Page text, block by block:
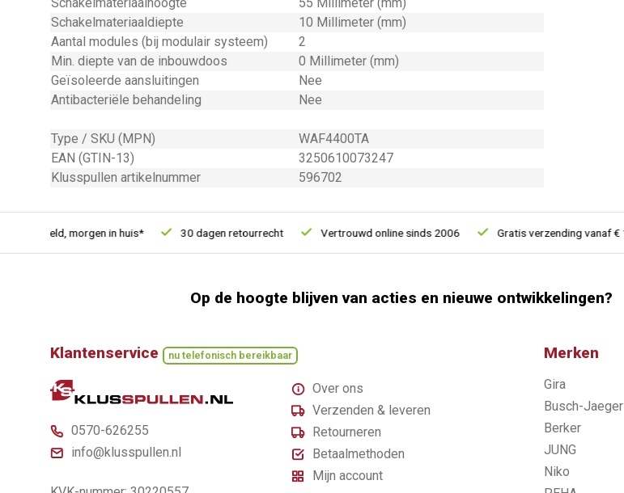
Schakelmateriaaldiepte
10 Millimeter (mm)
Aantal modules (bij modulair systeem)
2
Min. diepte van de inbouwdoos
0 Millimeter (mm)
Geïsoleerde aansluitingen
Nee
Antibacteriële behandeling
Nee
Type / SKU (MPN)
WAF4400TA
EAN (GTIN-13)
3250610073247
Klusspullen artikelnummer
596702
besteld, morgen in huis* 30 dagen retourrecht Vertrouwd online sinds 2006 Gratis verzending vanaf € 150
Op de hoogte blijven van acties en nieuwe ontwikkelingen?
Klantenservice nu telefonisch bereikbaar
0570-626255
info@klusspullen.nl
Over ons
Verzenden & leveren
Retourneren
Betaalmethoden
Mijn account
Merken
Gira
Busch-Jaeger
Berker
JUNG
Niko